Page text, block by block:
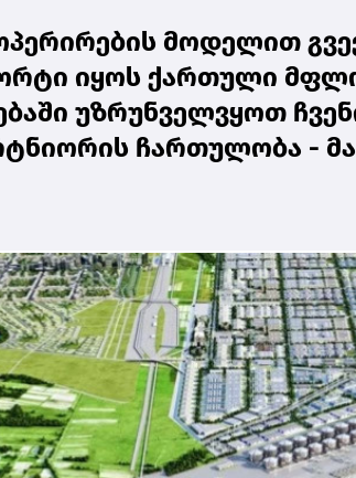
მოდელით
იყოს ქართული
უზრუნველვყოთ
ჩართულობა -